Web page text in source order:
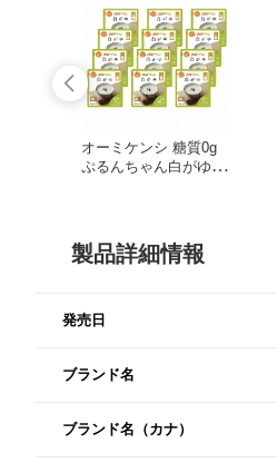
オーミケンシ 糖質0g
ぷるんちゃん白がゆ 20
製品詳細情報
発売日
ブランド名
ブランド名（カナ）